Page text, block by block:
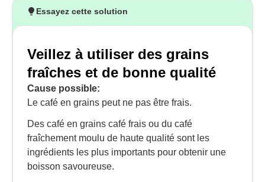
Essayez cette solution
Veillez à utiliser des grains
fraîches et de bonne qualité
Cause possible:
Le café en grains peut ne pas être frais.
Des café en grains café frais ou du café
fraîchement moulu de haute qualité sont les
ingrédients les plus importants pour obtenir une
boisson savoureuse.